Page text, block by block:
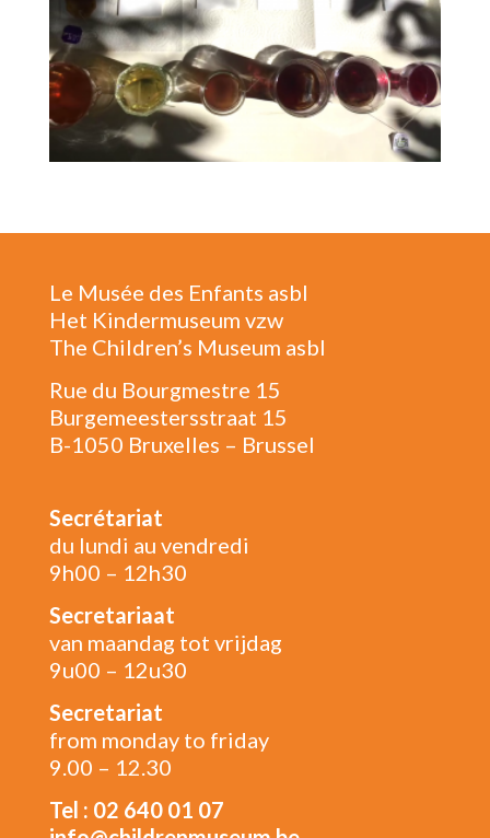
Le Musée des Enfants asbl
Het Kindermuseum vzw
The Children’s Museum asbl
Rue du Bourgmestre 15
Burgemeestersstraat 15
B-1050 Bruxelles – Brussel
Secrétariat
du lundi au vendredi
9h00 – 12h30
Secretariaat
van maandag tot vrijdag
9u00 – 12u30
Secretariat
from monday to friday
9.00 – 12.30
Tel : 02 640 01 07